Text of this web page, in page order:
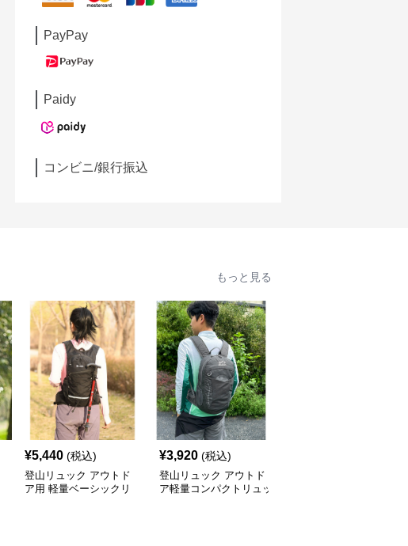
PayPay
Paidy
コンビニ/銀行振込
もっと見る
¥5,440 (税込)
登山リュック アウトド
ア用 軽量ベーシックリ
¥3,920 (税込)
登山リュック アウトド
ア軽量コンパクトリュッ